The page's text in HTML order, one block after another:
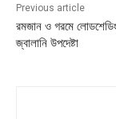
Previous article
রমজান ও গরমে
জ্বালানি উপদেষ্টা